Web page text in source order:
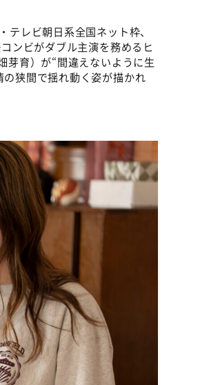
テレビ朝日系全国ネット枠、
ンビがダブル主演を務めるヒ
芽育）が“間違えないように生
狭間で揺れ動く姿が描かれ